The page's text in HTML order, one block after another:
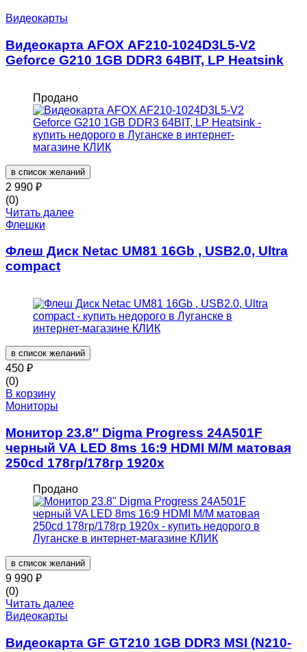
Видеокарты
Видеокарта AFOX AF210-1024D3L5-V2
Geforce G210 1GB DDR3 64BIT, LP Heatsink
Продано
в список желаний
2 990 ₽
(0)
Читать далее
Флешки
Флеш Диск Netac UM81 16Gb , USB2.0, Ultra
compact
в список желаний
450 ₽
(0)
В корзину
Мониторы
Монитор 23.8″ Digma Progress 24A501F
черный VA LED 8ms 16:9 HDMI M/M матовая
250cd 178гр/178гр 1920x
Продано
в список желаний
9 990 ₽
(0)
Читать далее
Видеокарты
Видеокарта GF GT210 1GB DDR3 MSI (N210-